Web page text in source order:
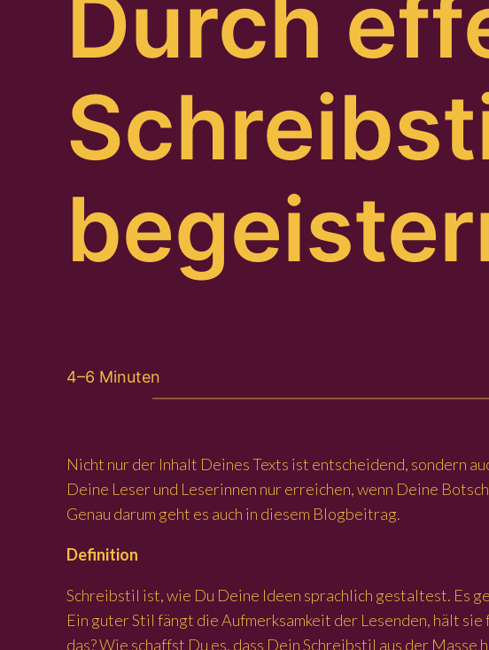
Durch
4–6 Minuten
Nicht nur der Inhalt Deines Texts ist entscheidend, sondern
Deine Leser und Leserinnen nur erreichen, wenn Deine
Genau darum geht es auch in diesem Blogbeitrag.
Definition
Schreibstil ist, wie Du Deine Ideen sprachlich gestaltest. Es
Ein guter Stil fängt die Aufmerksamkeit der Lesenden, hält
das? Wie schaffst Du es, dass Dein Schreibstil aus der